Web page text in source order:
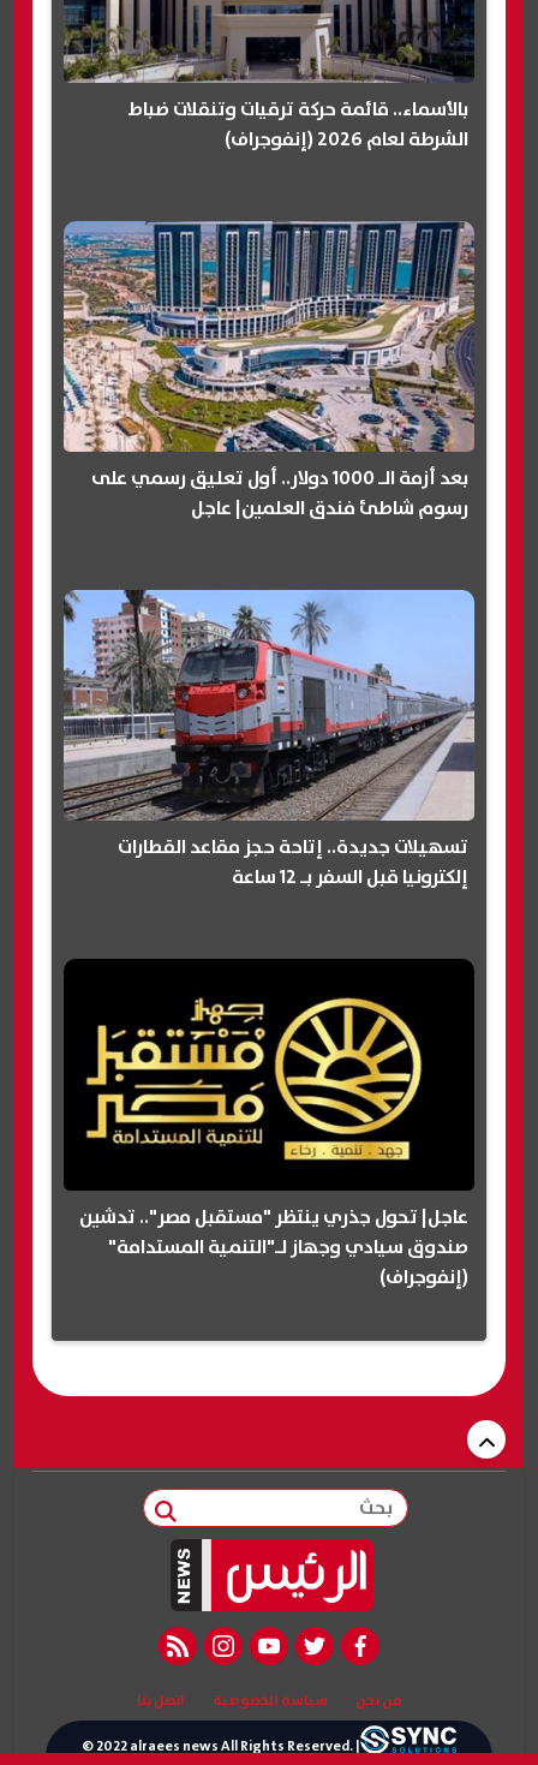
بالأسماء.. قائمة حركة ترقيات وتنقلات ضباط
الشرطة لعام 2026 (إنفوجراف)
بعد أزمة الـ 1000 دولار.. أول تعليق رسمي على
رسوم شاطئ فندق العلمين| عاجل
تسهيلات جديدة.. إتاحة حجز مقاعد القطارات
إلكترونيا قبل السفر بـ 12 ساعة
عاجل| تحول جذري ينتظر "مستقبل مصر".. تدشين
صندوق سيادي وجهاز لـ"التنمية المستدامة"
(إنفوجراف)
بحث
facebook
twitter
youtube
instagram
rss feed
من نحن سياسة الخصوصية اتصل بنا
© 2022 alraees news All Rights Reserved. |